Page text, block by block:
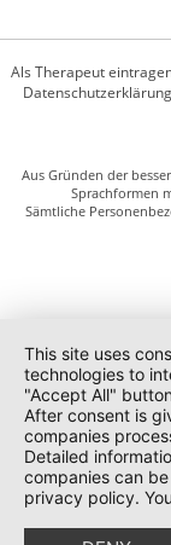
Als Therapeut
Datenschutzerklärung
Aus Gründen der
Sprachformen
Sämtliche
This site uses
technologies to
"Accept All"
After consent is
companies
Detailed
companies can
privacy policy.